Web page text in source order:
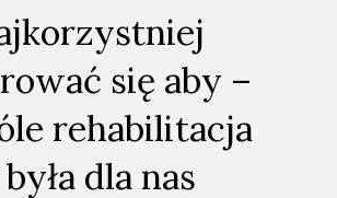
się aby –
rehabilitacja
dla nas